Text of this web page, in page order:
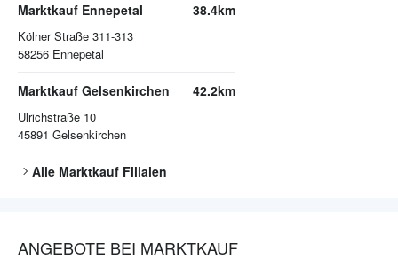
Marktkauf Ennepetal
Kölner Straße 311-313
58256 Ennepetal
38.4km
Marktkauf Gelsenkirchen
Ulrichstraße 10
45891 Gelsenkirchen
42.2km
Alle Marktkauf Filialen
ANGEBOTE BEI MARKTKAUF